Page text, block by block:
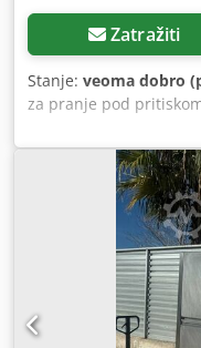
Zatražiti
Stanje: veoma dobro
za pranje pod
model 1000-H.
Možemo je isprobati
zapis. Povišena
se 100 cm iznad
čelika i dodatno je
odozgo i sa strane.
podesiti. Korp ima
kapacitet od 330
500 kg. Ima ugrađen
dostava unutar EU.